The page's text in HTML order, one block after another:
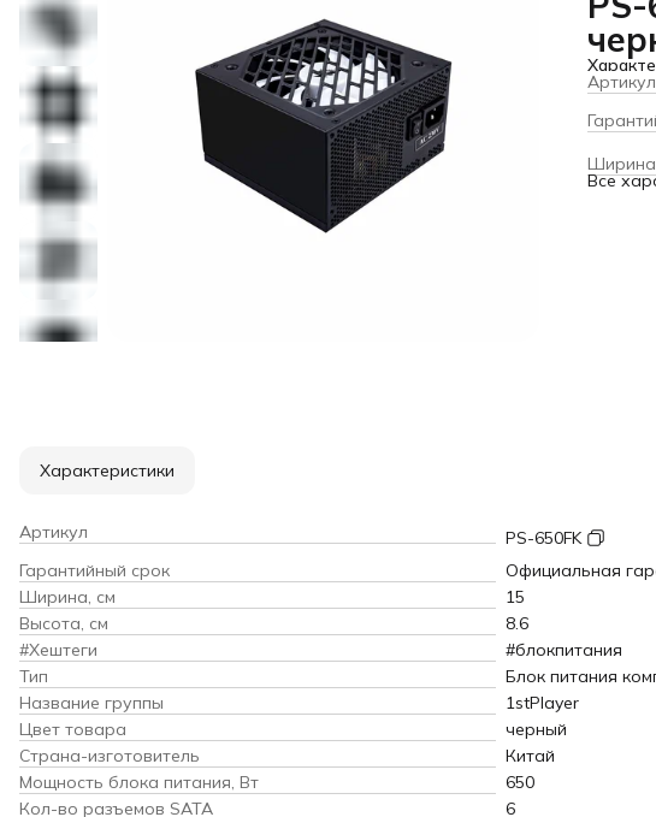
Артикул
Все
Характеристики
Артикул
PS-650FK
Гарантийный срок
Официальная
Ширина, см
15
Высота, см
8.6
#Хештеги
#блокпитания
Тип
Блок питания
Название группы
1stPlayer
Цвет товара
черный
Страна-изготовитель
Китай
Мощность блока питания, Вт
650
Кол-во разъемов SATA
6